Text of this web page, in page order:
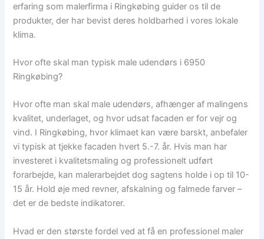
erfaring som malerfirma i Ringkøbing guider os til de
produkter, der har bevist deres holdbarhed i vores lokale
klima.
Hvor ofte skal man typisk male udendørs i 6950
Ringkøbing?
Hvor ofte man skal male udendørs, afhænger af malingens
kvalitet, underlaget, og hvor udsat facaden er for vejr og
vind. I Ringkøbing, hvor klimaet kan være barskt, anbefaler
vi typisk at tjekke facaden hvert 5.-7. år. Hvis man har
investeret i kvalitetsmaling og professionelt udført
forarbejde, kan malerarbejdet dog sagtens holde i op til 10-
15 år. Hold øje med revner, afskalning og falmede farver –
det er de bedste indikatorer.
Hvad er den største fordel ved at få en professionel maler